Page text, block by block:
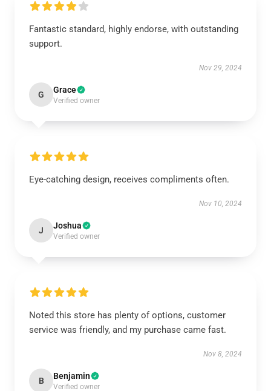
Fantastic standard, highly endorse, with outstanding
support.
Nov 29, 2024
G Grace
Verified owner
Eye-catching design, receives compliments often.
Nov 10, 2024
J Joshua
Verified owner
Noted this store has plenty of options, customer
service was friendly, and my purchase came fast.
Nov 8, 2024
B Benjamin
Verified owner